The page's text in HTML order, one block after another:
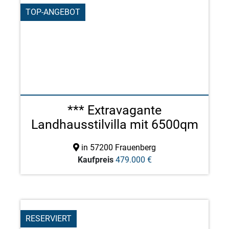
TOP-ANGEBOT
*** Extravagante
Landhausstilvilla mit 6500qm
in 57200 Frauenberg
Kaufpreis 479.000 €
RESERVIERT